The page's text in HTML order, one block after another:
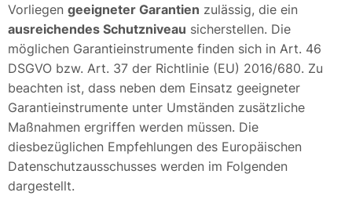
Vorliegen geeigneter Garantien zulässig, die ein
ausreichendes Schutzniveau sicherstellen. Die
möglichen Garantieinstrumente finden sich in Art. 46
DSGVO bzw. Art. 37 der Richtlinie (EU) 2016/680. Zu
beachten ist, dass neben dem Einsatz geeigneter
Garantieinstrumente unter Umständen zusätzliche
Maßnahmen ergriffen werden müssen. Die
diesbezüglichen Empfehlungen des Europäischen
Datenschutzausschusses werden im Folgenden
dargestellt.